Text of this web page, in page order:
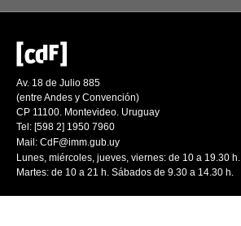
Av. 18 de Julio 885
(entre Andes y Convención)
CP 11100. Montevideo. Uruguay
Tel: [598 2] 1950 7960
Mail: CdF@imm.gub.uy
Lunes, miércoles, jueves, viernes: de 10 a 19.30 h.
Martes: de 10 a 21 h. Sábados de 9.30 a 14.30 h.